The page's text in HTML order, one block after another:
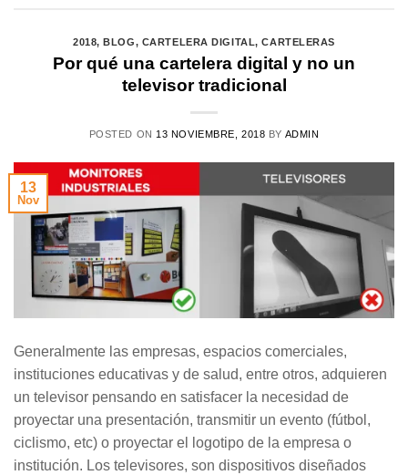
2018,BLOG, CARTELERA DIGITAL,CARTELERAS
Por qué una cartelera digital y no un
televisor tradicional
POSTED ON 13 NOVIEMBRE, 2018 BY ADMIN
13
Nov
Generalmente las empresas, espacios comerciales,
instituciones educativas y de salud, entre otros, adquieren
un televisor pensando en satisfacer la necesidad de
proyectar una presentación, transmitir un evento (fútbol,
ciclismo, etc) o proyectar el logotipo de la empresa o
institución. Los televisores, son dispositivos diseñados